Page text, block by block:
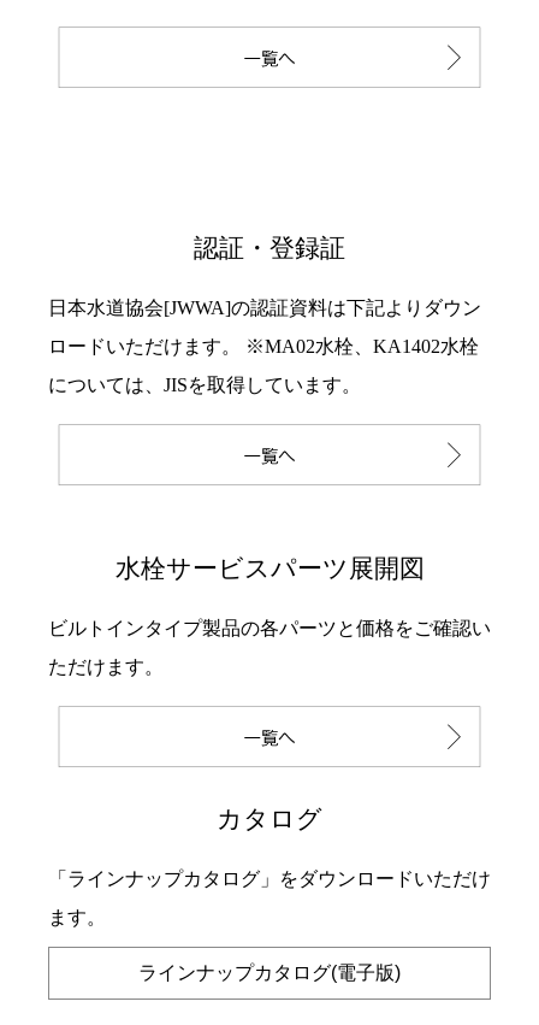
認証・登録証
日本水道協会[JWWA]の認証資料は下記よりダウン
ロードいただけます。 ※MA02水栓、KA1402水栓
については、JISを取得しています。
水栓サービスパーツ展開図
ビルトインタイプ製品の各パーツと価格をご確認い
ただけます。
カタログ
「ラインナップカタログ」をダウンロードいただけ
ます。
ラインナップカタログ(電子版)